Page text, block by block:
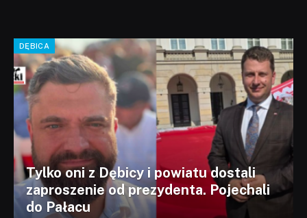
DĘBICA
Tylko oni z Dębicy i powiatu dostali
zaproszenie od prezydenta. Pojechali
do Pałacu